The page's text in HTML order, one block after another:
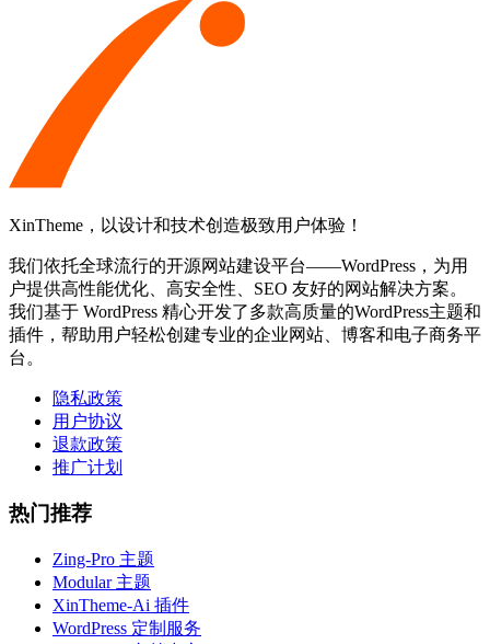
XinTheme，以设计和技术创造极致用户体验！
我们依托全球流行的开源网站建设平台——WordPress，为用
户提供高性能优化、高安全性、SEO 友好的网站解决方案。
我们基于 WordPress 精心开发了多款高质量的WordPress主题和
插件，帮助用户轻松创建专业的企业网站、博客和电子商务平
台。
隐私政策
用户协议
退款政策
推广计划
热门推荐
Zing-Pro 主题
Modular 主题
XinTheme-Ai 插件
WordPress 定制服务